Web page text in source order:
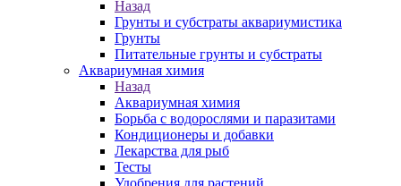
Назад
Грунты и субстраты аквариумистика
Грунты
Питательные грунты и субстраты
Аквариумная химия
Назад
Аквариумная химия
Борьба с водорослями и паразитами
Кондиционеры и добавки
Лекарства для рыб
Тесты
Удобрения для растений